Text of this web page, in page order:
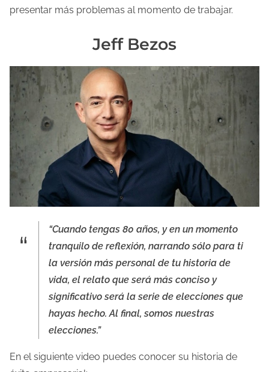
presentar más problemas al momento de trabajar.
Jeff Bezos
“Cuando tengas 80 años, y en un momento
tranquilo de reflexión, narrando sólo para ti
la versión más personal de tu historia de
vida, el relato que será más conciso y
significativo será la serie de elecciones que
hayas hecho. Al final, somos nuestras
elecciones.”
En el siguiente video puedes conocer su historia de